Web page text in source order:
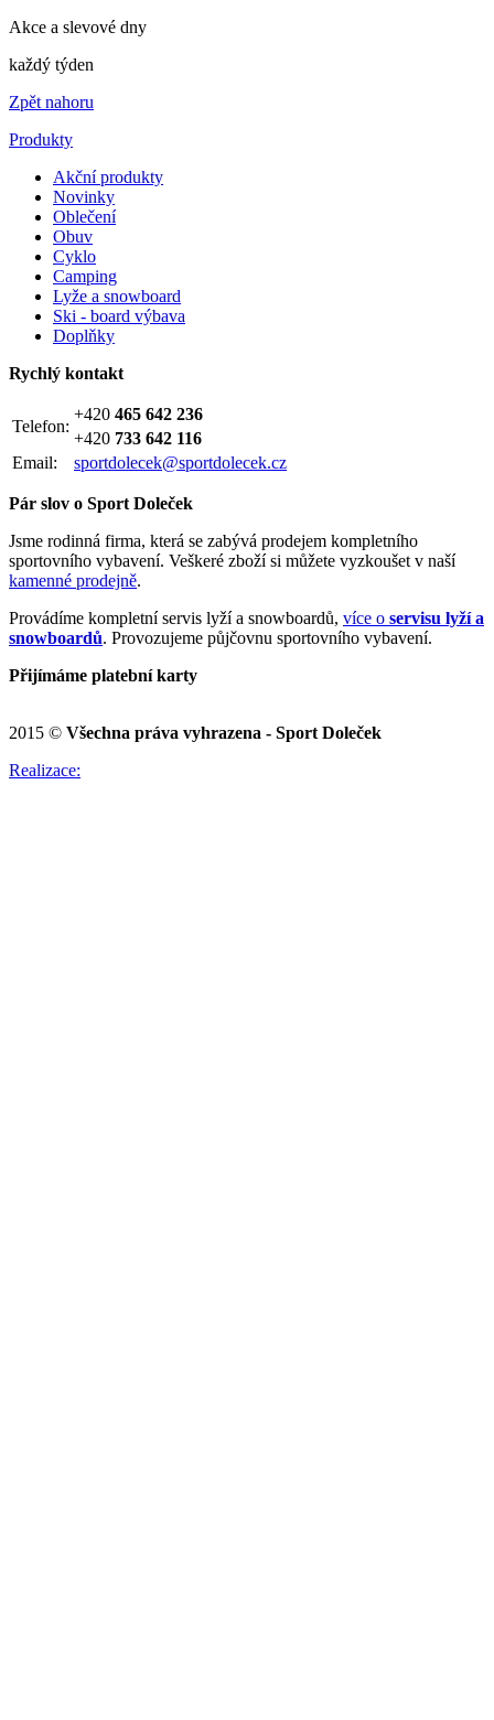
Akce a slevové dny
každý týden
Zpět nahoru
Produkty
Akční produkty
Novinky
Oblečení
Obuv
Cyklo
Camping
Lyže a snowboard
Ski - board výbava
Doplňky
Rychlý kontakt
Telefon:
+420 465 642 236
+420 733 642 116
Email:
sportdolecek@sportdolecek.cz
Pár slov o Sport Doleček
Jsme rodinná firma, která se zabývá prodejem kompletního
sportovního vybavení. Veškeré zboží si můžete vyzkoušet v naší
kamenné prodejně.
Provádíme kompletní servis lyží a snowboardů, více o servisu lyží a
snowboardů. Provozujeme půjčovnu sportovního vybavení.
Přijímáme platební karty
2015 © Všechna práva vyhrazena - Sport Doleček
Realizace: